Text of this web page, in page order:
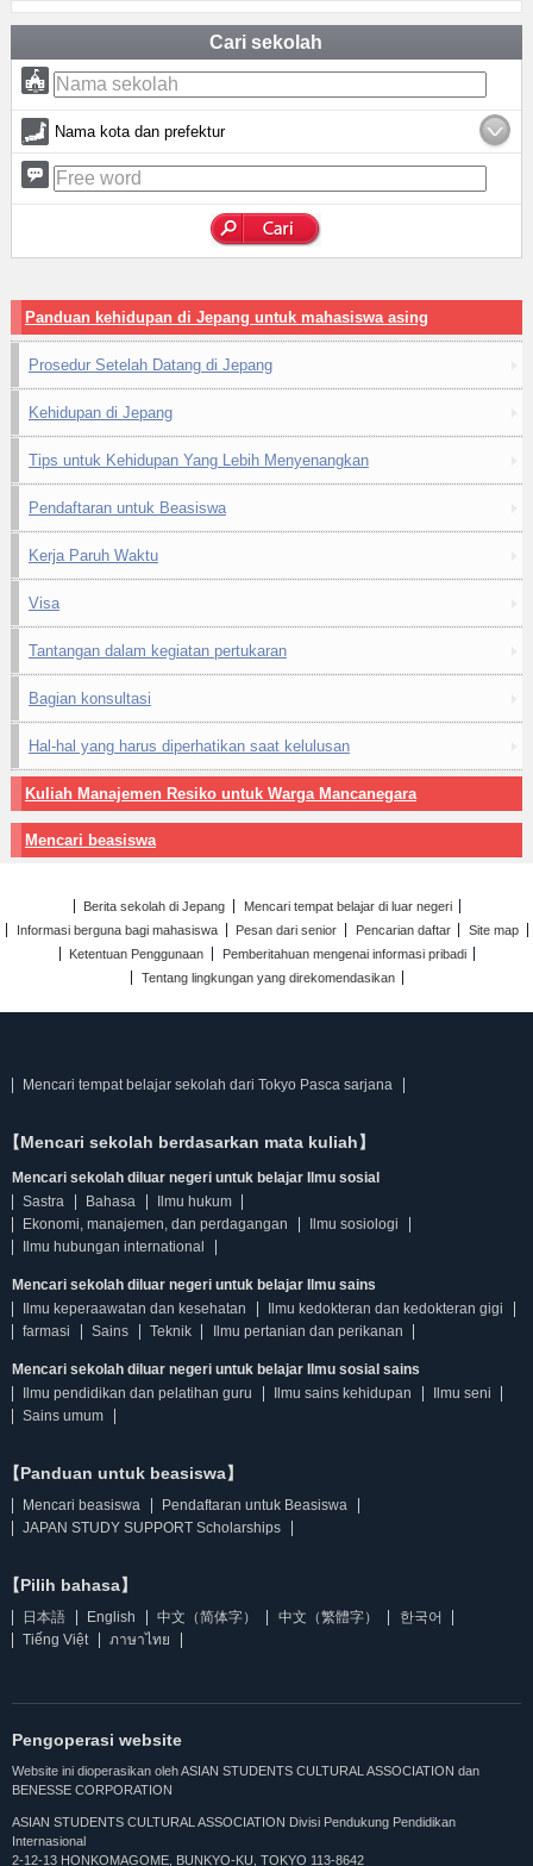
Cari sekolah
Nama kota dan prefektur
Panduan kehidupan di Jepang untuk mahasiswa asing
Prosedur Setelah Datang di Jepang
Kehidupan di Jepang
Tips untuk Kehidupan Yang Lebih Menyenangkan
Pendaftaran untuk Beasiswa
Kerja Paruh Waktu
Visa
Tantangan dalam kegiatan pertukaran
Bagian konsultasi
Hal-hal yang harus diperhatikan saat kelulusan
Kuliah Manajemen Resiko untuk Warga Mancanegara
Mencari beasiswa
Berita sekolah di Jepang
Mencari tempat belajar di luar negeri
Informasi berguna bagi mahasiswa
Pesan dari senior Pencarian daftar
Site map
Ketentuan Penggunaan
Pemberitahuan mengenai informasi pribadi
Tentang lingkungan yang direkomendasikan
Mencari tempat belajar sekolah dari Tokyo Pasca sarjana
【Mencari sekolah berdasarkan mata kuliah】
Mencari sekolah diluar negeri untuk belajar Ilmu sosial
Sastra
Bahasa
Ilmu hukum
Ekonomi, manajemen, dan perdagangan
Ilmu sosiologi
Ilmu hubungan international
Mencari sekolah diluar negeri untuk belajar Ilmu sains
Ilmu keperaawatan dan kesehatan
Ilmu kedokteran dan kedokteran gigi
farmasi
Sains Teknik Ilmu pertanian dan perikanan
Mencari sekolah diluar negeri untuk belajar Ilmu sosial sains
Ilmu pendidikan dan pelatihan guru
Ilmu sains kehidupan
Ilmu seni
Sains umum
【Panduan untuk beasiswa】
Mencari beasiswa
Pendaftaran untuk Beasiswa
JAPAN STUDY SUPPORT Scholarships
【Pilih bahasa】
日本語 English 中文（简体字） 中文（繁體字）
한국어
Tiếng Việt
ภาษาไทย
Pengoperasi website
Website ini dioperasikan oleh ASIAN STUDENTS CULTURAL ASSOCIATION dan
BENESSE CORPORATION
ASIAN STUDENTS CULTURAL ASSOCIATION Divisi Pendukung Pendidikan
Internasional
2-12-13 HONKOMAGOME, BUNKYO-KU, TOKYO 113-8642